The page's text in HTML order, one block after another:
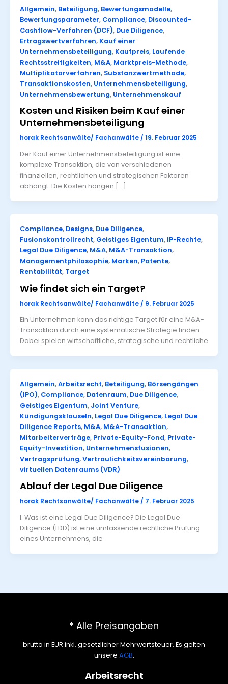
Allgemein, Beteiligung, Bewertungsmodelle,
Bewertungsparameter, Compliance, Discounted-
Cashflow-Verfahren (DCF), Due Diligence,
Ertragswertverfahren, Kauf einer
Unternehmensbeteiligung, Kaufpreis, Laufende
Rechtsstreitigkeiten, M&A, Marktpreis-Methode,
Multiplikatorverfahren, Substanzwertmethode,
Transaktionskosten, Unternehmensbeteiligung,
Unternehmensbewertung, Unternehmenskauf
Kosten und Risiken beim Kauf einer
Unternehmensbeteiligung
horak Rechtsanwälte/ Fachanwälte / 19. Februar 2025
Der Kauf einer Unternehmensbeteiligung ist eine
komplexe Transaktion, die von verschiedenen
finanziellen, rechtlichen und strategischen Faktoren
abhängt. Die Kosten hängen […]
Compliance, Designs, Due Diligence,
Fusionskontrollrecht, Geistiges Eigentum, IP-Rechte,
Legal Due Diligence, M&A, M&A-Transaktion,
Managementphilosophie, Marken, Patente,
Rentabilität, Target
Wie findet sich ein Target?
horak Rechtsanwälte/ Fachanwälte / 9. Februar 2025
Ein Unternehmen kann das richtige Target für eine M&A-
Transaktion durch eine systematische Strategie finden.
Dabei spielen wirtschaftliche, strategische und rechtliche
Allgemein,Arbeitsrecht, Beteiligung, Börsengängen
(IPO), Compliance, Datenraum, Due Diligence,
Geistiges Eigentum, Joint Venture,
Kündigungsklauseln, Legal Due Diligence, Legal Due
Diligence Reports, M&A, M&A-Transaktion,
Mitarbeiterverträge, Private-Equity-Fond, Private-
Equity-Investition, Unternehmensfusionen,
Vertragsprüfung,Vertraulichkeitsvereinbarung,
virtuellen Datenraums (VDR)
Ablauf der Legal Due Diligence
horak Rechtsanwälte/ Fachanwälte/ 7. Februar 2025
I. Was ist eine Legal Due Diligence? Die Legal Due
Diligence (LDD) ist eine umfassende rechtliche Prüfung
eines Unternehmens, die
* Alle Preisangaben
brutto in EUR inkl. gesetzlicher Mehrwertsteuer. Es gelten
unsere AGB.
Arbeitsrecht